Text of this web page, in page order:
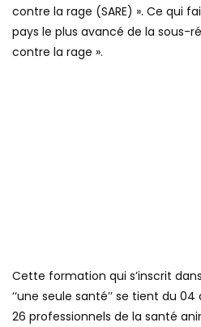
contre la rage (SARE) ». Ce qui
pays le plus avancé de la sous-
contre la rage ».
Cette formation qui s’inscrit
‘‘une seule santé’’ se tient du
26 professionnels de la santé